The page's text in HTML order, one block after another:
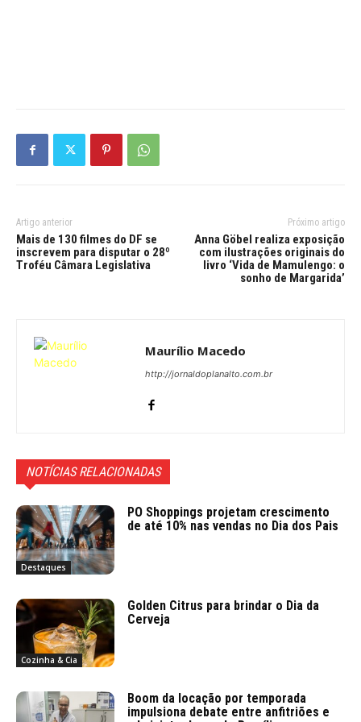
Artigo anterior
Mais de 130 filmes do DF se
inscrevem para disputar o 28º
Troféu Câmara Legislativa
Próximo artigo
Anna Göbel realiza exposição
com ilustrações originais do
livro ‘Vida de Mamulengo: o
sonho de Margarida’
Maurílio Macedo
http://jornaldoplanalto.com.br
NOTÍCIAS RELACIONADAS
Destaques
PO Shoppings projetam crescimento
de até 10% nas vendas no Dia dos Pais
Cozinha & Cia
Golden Citrus para brindar o Dia da
Cerveja
Boom da locação por temporada
impulsiona debate entre anfitriões e